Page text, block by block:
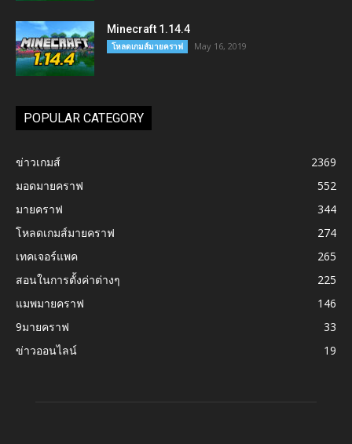
Minecraft 1.14.4
โหลดเกมส์มายคราฟ May 16, 2019
POPULAR CATEGORY
ข่าวเกมส์
2369
มอดมายคราฟ
552
มายคราฟ
344
โหลดเกมส์มายคราฟ
274
เทคเจอร์แพค
265
สอนในการตั้งค่าต่างๆ
225
แมพมายคราฟ
146
9มายคราฟ
33
ข่าวออนไลน์
19